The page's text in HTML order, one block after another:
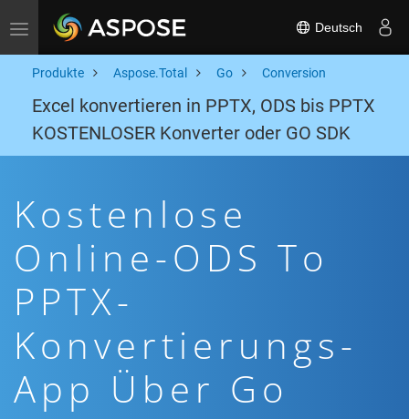
Toggle navigation Deutsch
Produkte Aspose.Total Go Conversion
Excel konvertieren in PPTX, ODS bis PPTX
KOSTENLOSER Konverter oder GO SDK
Kostenlose
Online-ODS To
PPTX-
Konvertierungs-
App Über Go